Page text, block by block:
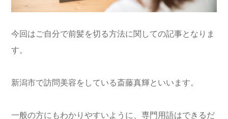
今回はご自分で前髪を切る方法に関しての記事となりま
す。
新潟市で訪問美容をしている斎藤真輝といいます。
一般の方にもわかりやすいように、専門用語はできるだ